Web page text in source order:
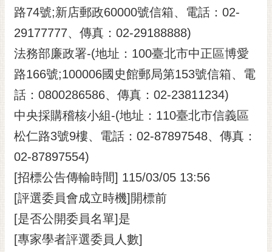
路74號;新店郵政60000號信箱、電話：02-
29177777、傳真：02-29188888)
法務部廉政署-(地址：100臺北市中正區博愛
路166號;100006國史館郵局第153號信箱、電
話：0800286586、傳真：02-23811234)
中央採購稽核小組-(地址：110臺北市信義區
松仁路3號9樓、電話：02-87897548、傳真：
02-87897554)
[招標公告傳輸時間] 115/03/05 13:56
[評選委員會成立時機]開標前
[是否公開委員名單]是
[專家學者評選委員人數]